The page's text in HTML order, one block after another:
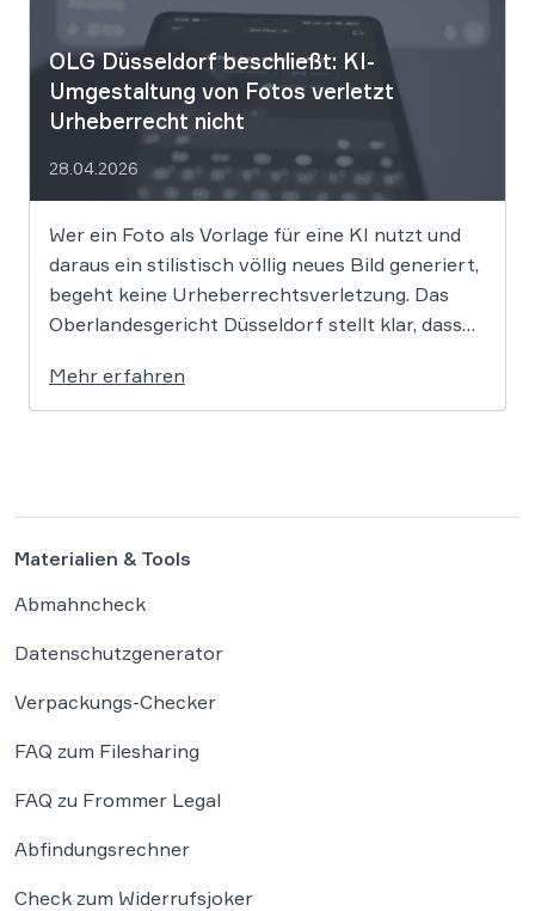
OLG Düsseldorf beschließt: KI-
Umgestaltung von Fotos verletzt
Urheberrecht nicht
28.04.2026
Wer ein Foto als Vorlage für eine KI nutzt und
daraus ein stilistisch völlig neues Bild generiert,
begeht keine Urheberrechtsverletzung. Das
Oberlandesgericht Düsseldorf stellt klar, dass
KI-gestützte Umgestaltung zulässig ist, solange
die individuellen kreativen Merkmale des
Mehr erfahren
Materialien & Tools
Abmahncheck
Datenschutzgenerator
Verpackungs-Checker
FAQ zum Filesharing
FAQ zu Frommer Legal
Abfindungsrechner
Check zum Widerrufsjoker